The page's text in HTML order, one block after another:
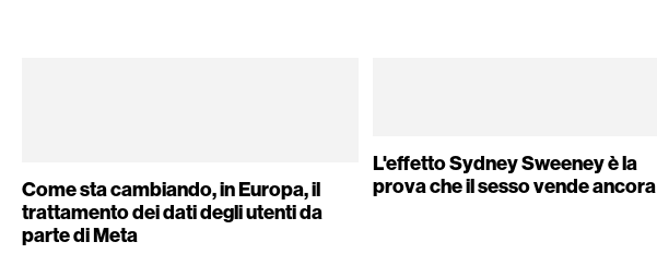
Come sta cambiando, in Europa, il
trattamento dei dati degli utenti da
parte di Meta
L'effetto Sydney Sweeney è la
prova che il sesso vende ancora